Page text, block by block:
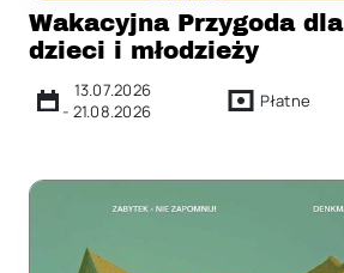
Wakacyjna Przygoda dla
dzieci i młodzieży
13.07.2026
- 21.08.2026 Płatne